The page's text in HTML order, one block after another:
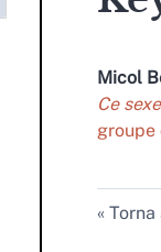
Micol
Ce
groupe